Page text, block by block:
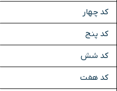
کد چهار
کد پنج
کد شش
کد هفت